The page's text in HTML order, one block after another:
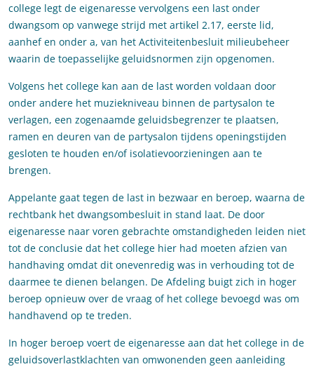
college legt de eigenaresse vervolgens een last onder
dwangsom op vanwege strijd met artikel 2.17, eerste lid,
aanhef en onder a, van het Activiteitenbesluit milieubeheer
waarin de toepasselijke geluidsnormen zijn opgenomen.
Volgens het college kan aan de last worden voldaan door
onder andere het muziekniveau binnen de partysalon te
verlagen, een zogenaamde geluidsbegrenzer te plaatsen,
ramen en deuren van de partysalon tijdens openingstijden
gesloten te houden en/of isolatievoorzieningen aan te
brengen.
Appelante gaat tegen de last in bezwaar en beroep, waarna de
rechtbank het dwangsombesluit in stand laat. De door
eigenaresse naar voren gebrachte omstandigheden leiden niet
tot de conclusie dat het college hier had moeten afzien van
handhaving omdat dit onevenredig was in verhouding tot de
daarmee te dienen belangen. De Afdeling buigt zich in hoger
beroep opnieuw over de vraag of het college bevoegd was om
handhavend op te treden.
In hoger beroep voert de eigenaresse aan dat het college in de
geluidsoverlastklachten van omwonenden geen aanleiding